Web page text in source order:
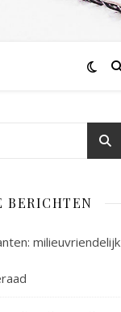
BERICHTEN
milieuvriendelijk